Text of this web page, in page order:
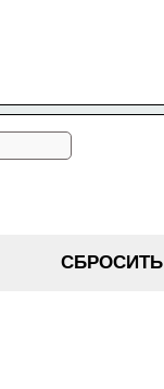
СБРОСИТЬ